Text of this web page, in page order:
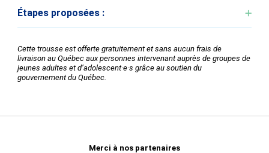
Étapes proposées :
Cette trousse est offerte gratuitement et sans aucun frais de
livraison au Québec aux personnes intervenant auprès de groupes de
jeunes adultes et d’adolescent·e·s grâce au soutien du
gouvernement du Québec.
Merci à nos partenaires